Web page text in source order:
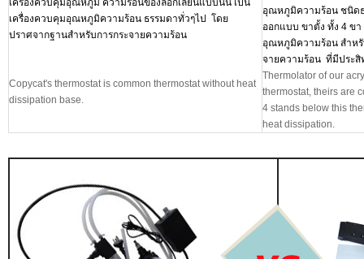
เครื่องควบคุมอุณหภูมิ ความร้อนของลอกเลียนแบบนั้น เป็น
เครื่องควบคุมอุณหภูมิความร้อน ธรรมดาทั่วๆไป โดย
ปราศจากฐานสำหรับการกระจายความร้อน
Copycat's thermostat is common thermostat without heat
dissipation base.
อุณหภูมิความร้อน ชนิด
ออกแบบ ขาตั้ง ทั้ง 4 ข
อุณหภูมิความร้อน สำหรั
จายความร้อน ที่มีประ
Thermolator of our
thermostat, theirs are
4 stands below this
heat dissipation.